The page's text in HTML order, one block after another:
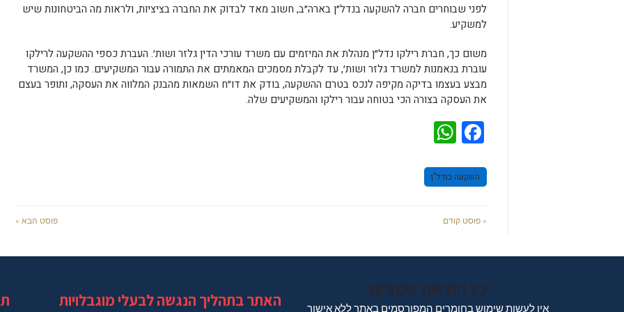
לפני שבוחרים חברה להשקעה בנדל״ן בארה״ב, חשוב מאד לבדוק את החברה בציציות, ולראות מה הביטחונות שיש
למשקיע.
משום כך, חברת רילקו נדל״ן מנהלת את המיזמים עם משרד עורכי הדין גלזר ושות׳. העברת כספי ההשקעה לרילקו
עוברת בנאמנות למשרד גלזר ושות׳, עד לקבלת מסמכים המאמתים את התמורה עבור המשקיעים. כמו כן, המשרד
מבצע בעצמו בדיקה מקיפה לנכס בטרם ההשקעה, בודק את דו״ח השמאות מהבנק המלווה את העסקה, ותופר בעצם
את העסקה בצורה הכי בטוחה עבור רילקו והמשקיעים שלה.
Facebook
השקעה בנדל"ן
« פוסט קודם פוסט הבא »
כל הזכויות שמורות
אין לעשות שימוש בחומרים המפורסמים באתר ללא אישור האתר בתהליך הנגשה לבעלי מוגבלויות